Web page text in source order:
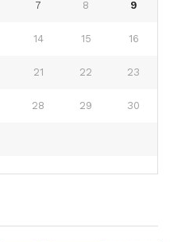
7 8 9
14 15 16
21 22 23
28 29 30